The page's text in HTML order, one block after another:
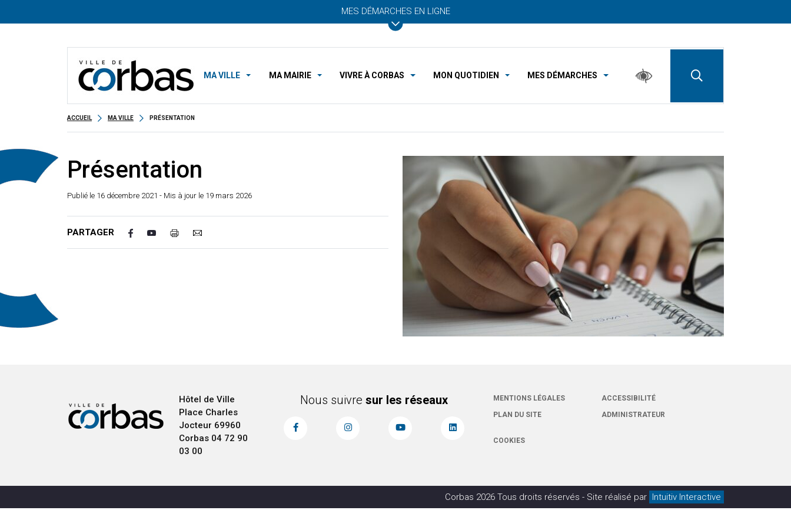
MES DÉMARCHES EN LIGNE
MA VILLE MA MAIRIE VIVRE À CORBAS MON QUOTIDIEN MES DÉMARCHES
ACCUEIL MA VILLE PRÉSENTATION
Présentation
Publié le 16 décembre 2021 - Mis à jour le 19 mars 2026
PARTAGER
Hôtel de Ville
Place Charles
Jocteur 69960
Corbas 04 72 90
03 00
Nous suivresur les réseaux
MENTIONS LÉGALES
PLAN DU SITE
ACCESSIBILITÉ
ADMINISTRATEUR
COOKIES
Corbas 2026 Tous droits réservés - Site réalisé par Intuitiv Interactive